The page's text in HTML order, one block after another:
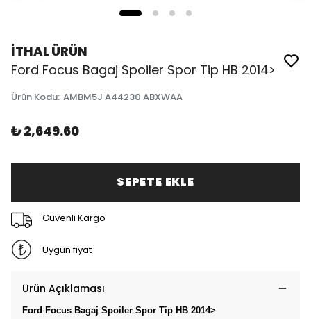
İTHAL ÜRÜN
Ford Focus Bagaj Spoiler Spor Tip HB 2014>
Ürün Kodu: AMBM5J A44230 ABXWAA
₺ 2,649.60
SEPETE EKLE
Güvenli Kargo
Uygun fiyat
Ürün Açıklaması
Ford Focus Bagaj Spoiler Spor Tip HB 2014>